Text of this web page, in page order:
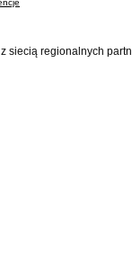
siecią regionalnych